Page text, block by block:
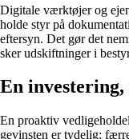
Digitale værktøjer og
holde styr på
eftersyn. Det gør det
sker udskiftninger i
En
En proaktiv
gevinsten er tydelig: